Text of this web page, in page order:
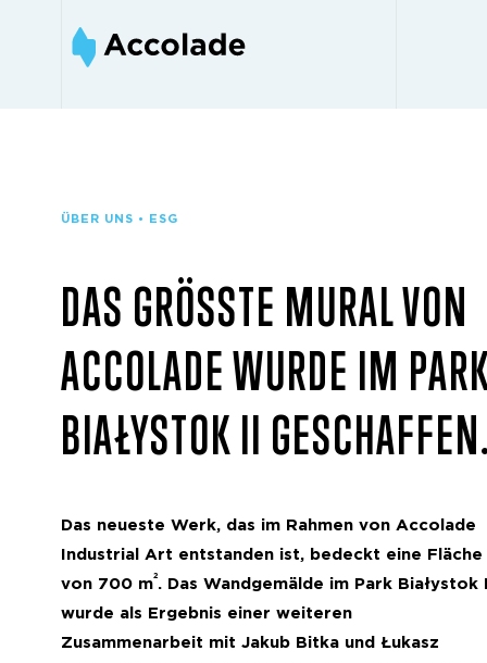
ÜBER UNS • ESG
DAS GRÖSSTE MURAL VON A
CCOLADE WURDE IM PARK
IAŁYSTOK II GESCHAFFEN.
Das neueste Werk, das im Rahmen von Accolade
Industrial Art entstanden ist, bedeckt eine Fläche
von 700 m2. Das Wandgemälde im Park Białystok
wurde als Ergebnis einer weiteren
Zusammenarbeit mit Jakub Bitka und Łukasz